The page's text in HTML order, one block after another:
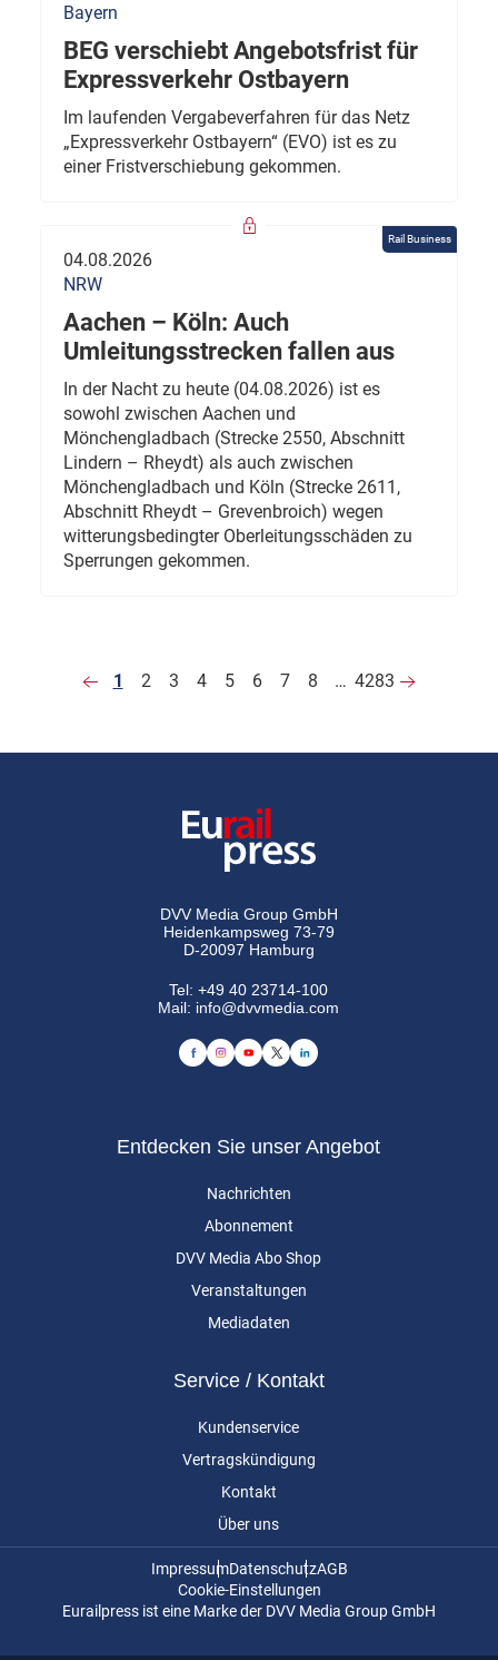
Bayern
BEG verschiebt Angebotsfrist für
Expressverkehr Ostbayern
Im laufenden Vergabeverfahren für das Netz
„Expressverkehr Ostbayern“ (EVO) ist es zu
einer Fristverschiebung gekommen.
Rail Business
04.08.2026
NRW
Aachen – Köln: Auch
Umleitungsstrecken fallen aus
In der Nacht zu heute (04.08.2026) ist es
sowohl zwischen Aachen und
Mönchengladbach (Strecke 2550, Abschnitt
Lindern – Rheydt) als auch zwischen
Mönchengladbach und Köln (Strecke 2611,
Abschnitt Rheydt – Grevenbroich) wegen
witterungsbedingter Oberleitungsschäden zu
Sperrungen gekommen.
1 2 3 4 5 6 7 8 … 4283
DVV Media Group GmbH
Heidenkampsweg 73-79
D-20097 Hamburg
Tel:+49 40 23714-100
Mail: info@dvvmedia.com
Entdecken Sie unser Angebot
Nachrichten
Abonnement
DVV Media Abo Shop
Veranstaltungen
Mediadaten
Service / Kontakt
Kundenservice
Vertragskündigung
Kontakt
Über uns
ImpressumDatenschutzAGB
Cookie-Einstellungen
Eurailpress ist eine Marke der DVV Media Group GmbH